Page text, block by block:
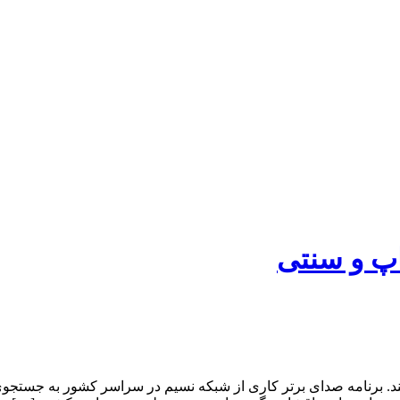
و سنتی
صدای برتر کاری از شبکه نسیم در سراسر کشور به جستجوی